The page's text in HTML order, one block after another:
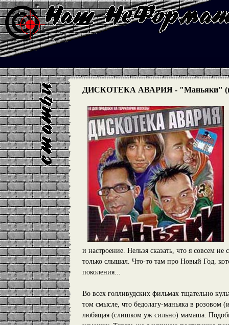
ДИСКОТЕКА АВАРИЯ - "Маньяки"
и настроение. Нельзя сказать, что я совсем
только слышал. Что-то там про Новый Год,
поколения...
Во всех голливудских фильмах тщательно
том смысле, что бедолагу-маньяка в розовом
любящая (слишком уж сильно) мамаша.